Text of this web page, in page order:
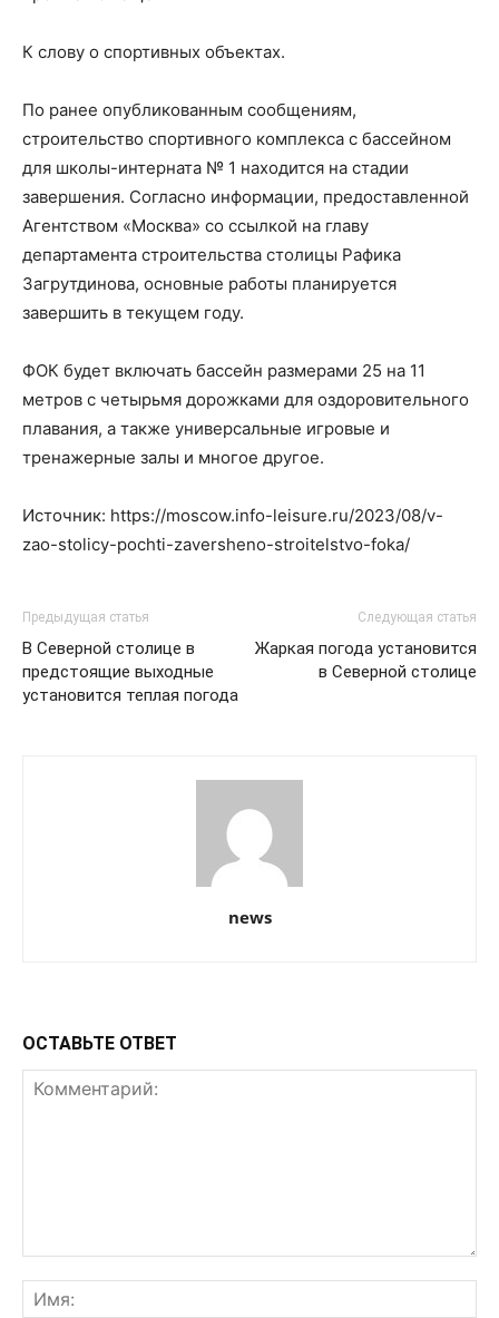
К слову о спортивных объектах.
По ранее опубликованным сообщениям,
строительство спортивного комплекса с бассейном
для школы-интерната № 1 находится на стадии
завершения. Согласно информации, предоставленной
Агентством «Москва» со ссылкой на главу
департамента строительства столицы Рафика
Загрутдинова, основные работы планируется
завершить в текущем году.
ФОК будет включать бассейн размерами 25 на 11
метров с четырьмя дорожками для оздоровительного
плавания, а также универсальные игровые и
тренажерные залы и многое другое.
Источник: https://moscow.info-leisure.ru/2023/08/v-
zao-stolicy-pochti-zaversheno-stroitelstvo-foka/
Предыдущая статья
В Северной столице в
предстоящие выходные
установится теплая погода
Следующая статья
Жаркая погода установится
в Северной столице
news
ОСТАВЬТЕ ОТВЕТ